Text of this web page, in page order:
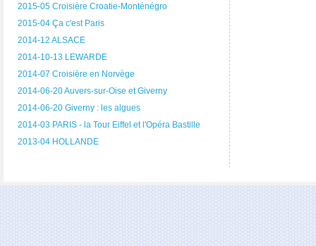
2015-05 Croisière Croatie-Monténégro
2015-04 Ça c'est Paris
2014-12 ALSACE
2014-10-13 LEWARDE
2014-07 Croisière en Norvège
2014-06-20 Auvers-sur-Oise et Giverny
2014-06-20 Giverny : les algues
2014-03 PARIS - la Tour Eiffel et l'Opéra Bastille
2013-04 HOLLANDE